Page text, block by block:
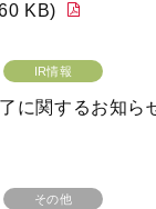
KB)
IR情報
に関するお知ら
その他